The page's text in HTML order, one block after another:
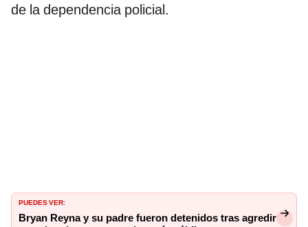
de la dependencia policial.
PUEDES VER:
Bryan Reyna y su padre fueron detenidos tras agredir